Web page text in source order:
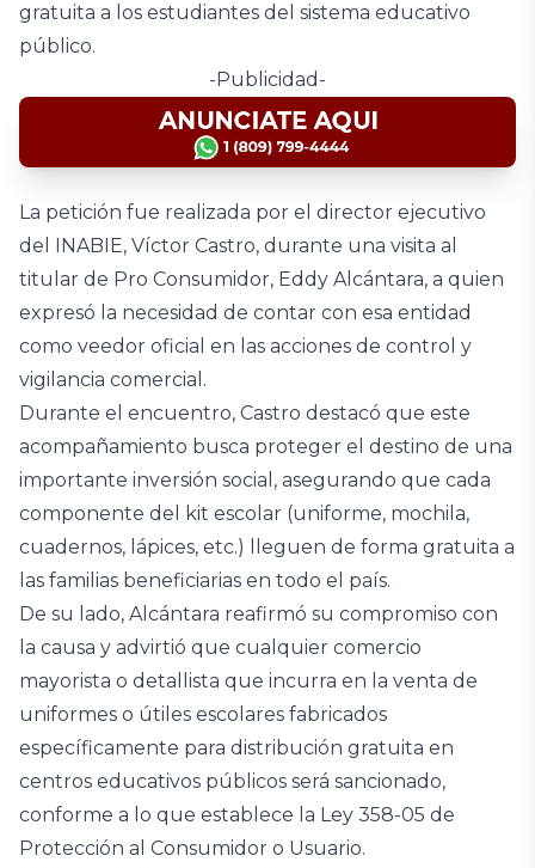
gratuita a los estudiantes del sistema educativo
público.
-Publicidad-
La petición fue realizada por el director ejecutivo
del INABIE, Víctor Castro, durante una visita al
titular de Pro Consumidor, Eddy Alcántara, a quien
expresó la necesidad de contar con esa entidad
como veedor oficial en las acciones de control y
vigilancia comercial.
Durante el encuentro, Castro destacó que este
acompañamiento busca proteger el destino de una
importante inversión social, asegurando que cada
componente del kit escolar (uniforme, mochila,
cuadernos, lápices, etc.) lleguen de forma gratuita a
las familias beneficiarias en todo el país.
De su lado, Alcántara reafirmó su compromiso con
la causa y advirtió que cualquier comercio
mayorista o detallista que incurra en la venta de
uniformes o útiles escolares fabricados
específicamente para distribución gratuita en
centros educativos públicos será sancionado,
conforme a lo que establece la Ley 358-05 de
Protección al Consumidor o Usuario.